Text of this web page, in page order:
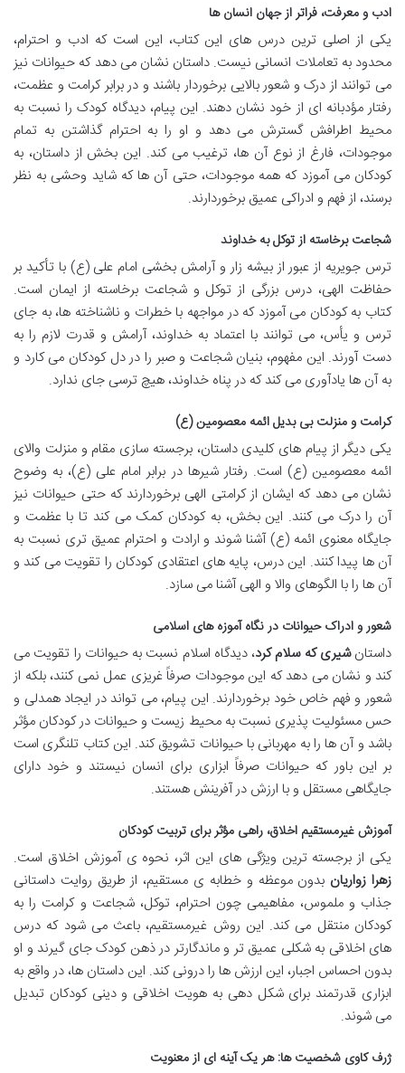
ادب و معرفت، فراتر از جهان انسان ها
یکی از اصلی ترین درس های این کتاب، این است که ادب و احترام،
محدود به تعاملات انسانی نیست. داستان نشان می دهد که حیوانات نیز
می توانند از درک و شعور بالایی برخوردار باشند و در برابر کرامت و عظمت،
رفتار مؤدبانه ای از خود نشان دهند. این پیام، دیدگاه کودک را نسبت به
محیط اطرافش گسترش می دهد و او را به احترام گذاشتن به تمام
موجودات، فارغ از نوع آن ها، ترغیب می کند. این بخش از داستان، به
کودکان می آموزد که همه موجودات، حتی آن ها که شاید وحشی به نظر
برسند، از فهم و ادراکی عمیق برخوردارند.
شجاعت برخاسته از توکل به خداوند
ترس جویریه از عبور از بیشه زار و آرامش بخشی امام علی (ع) با تأکید بر
حفاظت الهی، درس بزرگی از توکل و شجاعت برخاسته از ایمان است.
کتاب به کودکان می آموزد که در مواجهه با خطرات و ناشناخته ها، به جای
ترس و یأس، می توانند با اعتماد به خداوند، آرامش و قدرت لازم را به
دست آورند. این مفهوم، بنیان شجاعت و صبر را در دل کودکان می کارد و
به آن ها یادآوری می کند که در پناه خداوند، هیچ ترسی جای ندارد.
کرامت و منزلت بی بدیل ائمه معصومین (ع)
یکی دیگر از پیام های کلیدی داستان، برجسته سازی مقام و منزلت والای
ائمه معصومین (ع) است. رفتار شیرها در برابر امام علی (ع)، به وضوح
نشان می دهد که ایشان از کرامتی الهی برخوردارند که حتی حیوانات نیز
آن را درک می کنند. این بخش، به کودکان کمک می کند تا با عظمت و
جایگاه معنوی ائمه (ع) آشنا شوند و ارادت و احترام عمیق تری نسبت به
آن ها پیدا کنند. این درس، پایه های اعتقادی کودکان را تقویت می کند و
آن ها را با الگوهای والا و الهی آشنا می سازد.
شعور و ادراک حیوانات در نگاه آموزه های اسلامی
داستانشیری که سلام کرد، دیدگاه اسلام نسبت به حیوانات را تقویت می
کند و نشان می دهد که این موجودات صرفاً غریزی عمل نمی کنند، بلکه از
شعور و فهم خاص خود برخوردارند. این پیام، می تواند در ایجاد همدلی و
حس مسئولیت پذیری نسبت به محیط زیست و حیوانات در کودکان مؤثر
باشد و آن ها را به مهربانی با حیوانات تشویق کند. این کتاب تلنگری است
بر این باور که حیوانات صرفاً ابزاری برای انسان نیستند و خود دارای
جایگاهی مستقل و با ارزش در آفرینش هستند.
آموزش غیرمستقیم اخلاق، راهی مؤثر برای تربیت کودکان
یکی از برجسته ترین ویژگی های این اثر، نحوه ی آموزش اخلاق است.
زهرا زواریان بدون موعظه و خطابه ی مستقیم، از طریق روایت داستانی
جذاب و ملموس، مفاهیمی چون احترام، توکل، شجاعت و کرامت را به
کودکان منتقل می کند. این روش غیرمستقیم، باعث می شود که درس
های اخلاقی به شکلی عمیق تر و ماندگارتر در ذهن کودک جای گیرند و او
بدون احساس اجبار، این ارزش ها را درونی کند. این داستان ها، در واقع به
ابزاری قدرتمند برای شکل دهی به هویت اخلاقی و دینی کودکان تبدیل
می شوند.
ژرف کاوی شخصیت ها: هر یک آینه ای از معنویت